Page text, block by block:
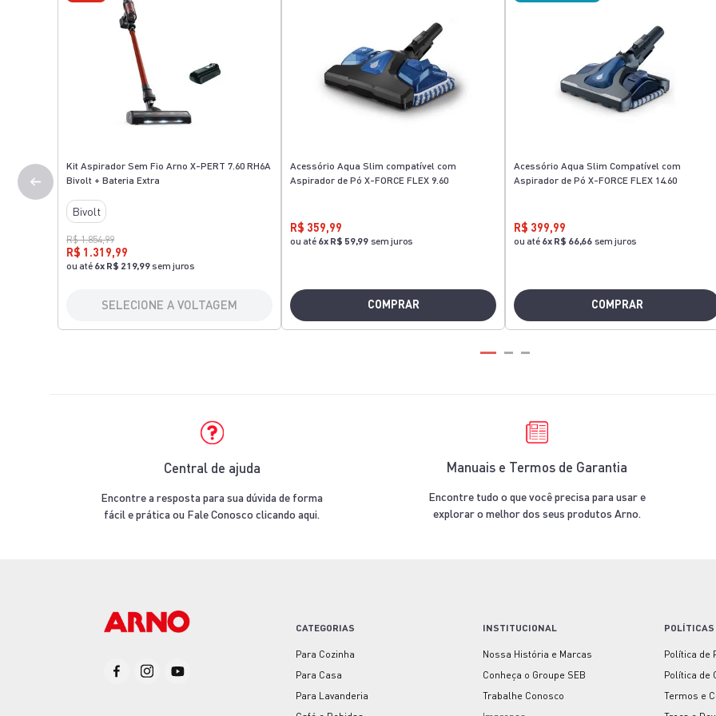
Kit Aspirador Sem Fio Arno X-PERT 7.60 RH6A
Bivolt + Bateria Extra
Bivolt
R$ 1.854,99
R$ 1.319,99
ou até 6x R$ 219,99 sem juros
SELECIONE A VOLTAGEM
Acessório Aqua Slim compatível com
Aspirador de Pó X-FORCE FLEX 9.60
R$ 359,99
ou até 6x R$ 59,99 sem juros
COMPRAR
Acessório Aqua Slim Compatível com
Aspirador de Pó X-FORCE FLEX 14.60
R$ 399,99
ou até 6x R$ 66,66 sem juros
COMPRAR
Central de ajuda
Encontre a resposta para sua dúvida de forma
fácil e prática ou Fale Conosco clicando aqui.
Manuais e Termos de Garantia
Encontre tudo o que você precisa para usar e
explorar o melhor dos seus produtos Arno.
CATEGORIAS
Para Cozinha
Para Casa
Para Lavanderia
INSTITUCIONAL
Nossa História e Marcas
Conheça o Groupe SEB
Trabalhe Conosco
POLÍTICAS
Política de
Política de
Termos e